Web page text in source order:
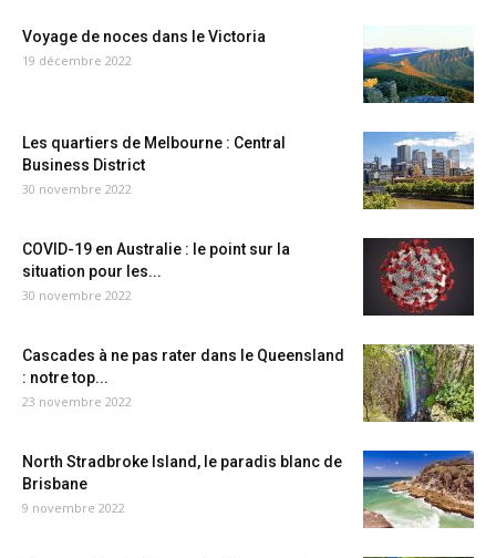
Voyage de noces dans le Victoria
19 décembre 2022
Les quartiers de Melbourne : Central
Business District
30 novembre 2022
COVID-19 en Australie : le point sur la
situation pour les...
30 novembre 2022
Cascades à ne pas rater dans le Queensland
: notre top...
23 novembre 2022
North Stradbroke Island, le paradis blanc de
Brisbane
9 novembre 2022